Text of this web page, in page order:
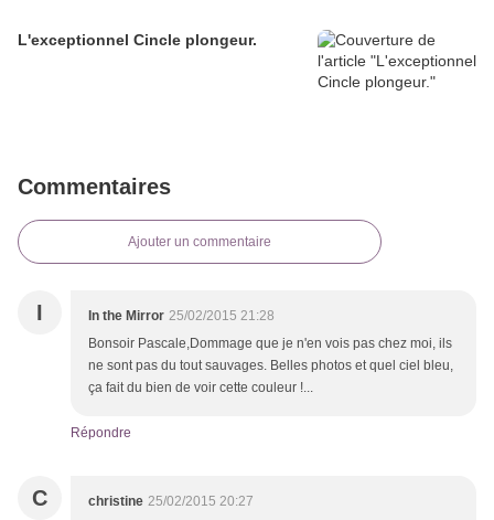
L'exceptionnel Cincle plongeur.
Commentaires
Ajouter un commentaire
I In the Mirror 25/02/2015 21:28
Bonsoir Pascale,Dommage que je n'en vois pas chez moi, ils
ne sont pas du tout sauvages. Belles photos et quel ciel bleu,
ça fait du bien de voir cette couleur !...
Répondre
C christine 25/02/2015 20:27